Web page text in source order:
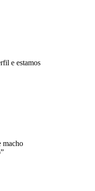
e estamos
macho